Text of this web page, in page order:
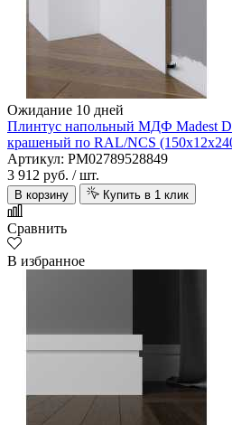
Ожидание 10 дней
Плинтус напольный МДФ Madest
крашеный по RAL/NCS
Артикул: PM02789528849
3 912 руб. / шт.
В корзину Купить в 1 клик
Сравнить
В избранное